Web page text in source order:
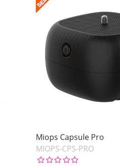
Ikke på lager
Miops Capsule Pro
MIOPS-CPS-PRO